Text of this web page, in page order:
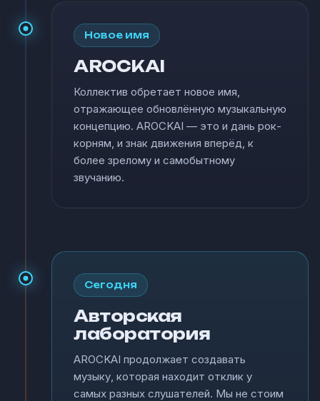
Новое имя
AROCKAI
Коллектив обретает новое имя,
отражающее обновлённую музыкальную
концепцию. AROCKAI — это и дань рок-
корням, и знак движения вперёд, к
более зрелому и самобытному
звучанию.
Сегодня
Авторская
лаборатория
AROCKAI продолжает создавать
музыку, которая находит отклик у
самых разных слушателей. Мы не стоим